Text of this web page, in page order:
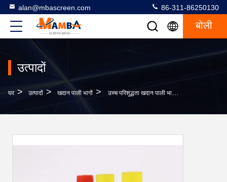
alan@mbascreen.com 86-311-86250130
बोली
उत्पादों
घर > उत्पादों > खदान पाली भागों > उच्च परिशुद्धता खदान पाली भागों Polyurethane क्रैश पैड आसान उपयोग